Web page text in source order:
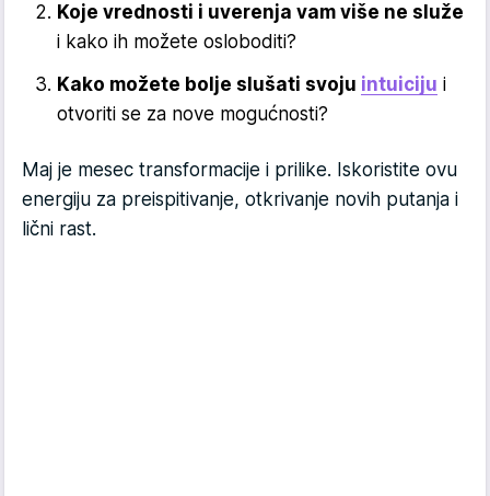
Koje vrednosti i uverenja vam više ne služe
i kako ih možete osloboditi?
Kako možete bolje slušati svoju intuiciju i
otvoriti se za nove mogućnosti?
Maj je mesec transformacije i prilike. Iskoristite ovu
energiju za preispitivanje, otkrivanje novih putanja i
lični rast.